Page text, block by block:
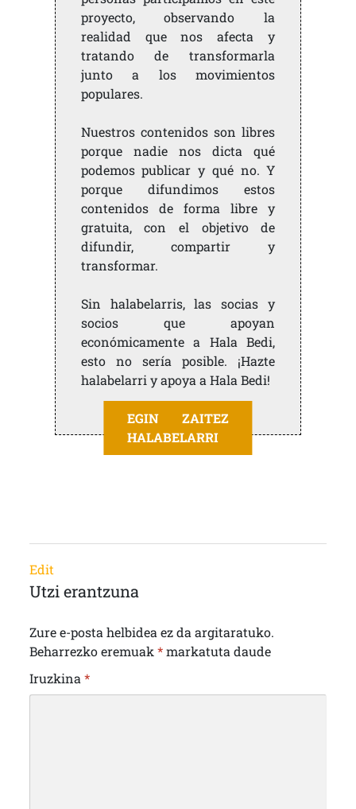
proyecto, observando la
realidad que nos afecta y
tratando de transformarla
junto a los movimientos
populares.
Nuestros contenidos son libres
porque nadie nos dicta qué
podemos publicar y qué no. Y
porque difundimos estos
contenidos de forma libre y
gratuita, con el objetivo de
difundir, compartir y
transformar.
Sin halabelarris, las socias y
socios que apoyan
económicamente a Hala Bedi,
esto no sería posible. ¡Hazte
halabelarri y apoya a Hala Bedi!
EGIN ZAITEZ
HALABELARRI
Edit
Utzi erantzuna
Zure e-posta helbidea ez da argitaratuko.
Beharrezko eremuak *markatuta daude
Iruzkina *